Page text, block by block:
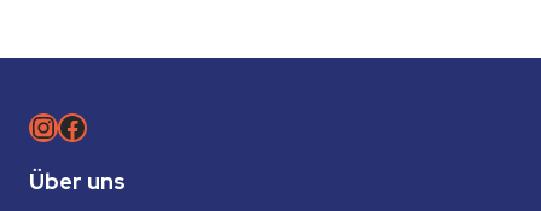
Instagram
Facebook
Über uns